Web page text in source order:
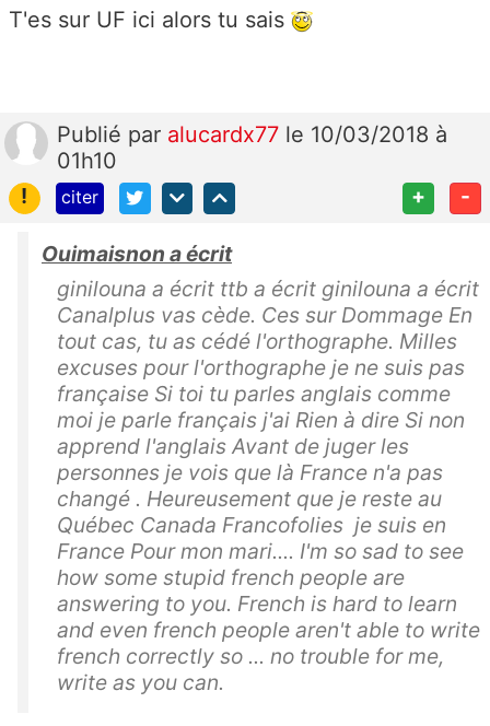
T'es sur UF ici alors tu sais
Publié par alucardx77 le 10/03/2018 à
01h10
!
citer + -
Ouimaisnon a écrit
ginilouna a écrit ttb a écrit ginilouna a écrit
Canalplus vas cède. Ces sur Dommage En
tout cas, tu as cédé l'orthographe. Milles
excuses pour l'orthographe je ne suis pas
française Si toi tu parles anglais comme
moi je parle français j'ai Rien à dire Si non
apprend l'anglais Avant de juger les
personnes je vois que là France n'a pas
changé . Heureusement que je reste au
Québec Canada Francofolies je suis en
France Pour mon mari.... I'm so sad to see
how some stupid french people are
answering to you. French is hard to learn
and even french people aren't able to write
french correctly so ... no trouble for me,
write as you can.